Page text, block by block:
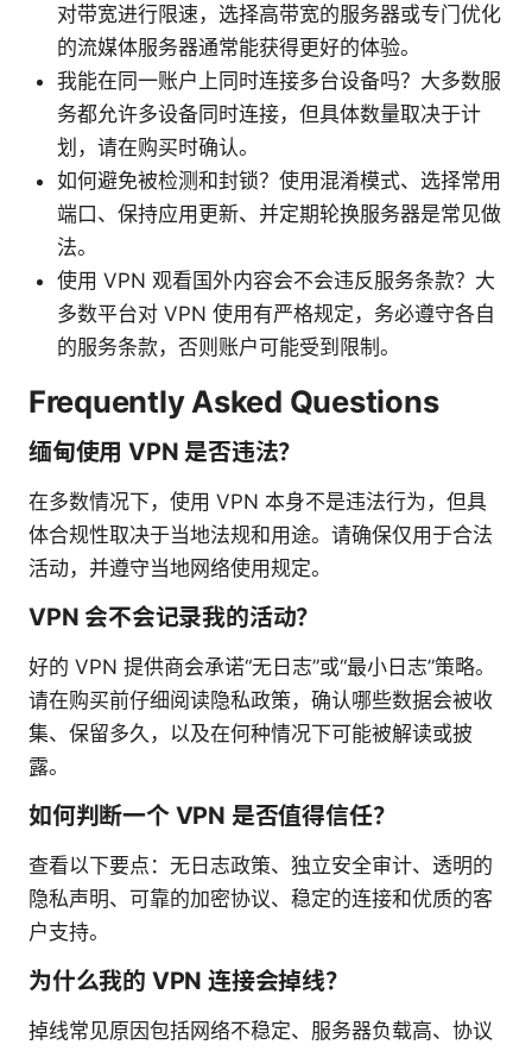
对带宽进行限速，选择高带宽的服务器或专门优化
的流媒体服务器通常能获得更好的体验。
我能在同一账户上同时连接多台设备吗？大多数服
务都允许多设备同时连接，但具体数量取决于计
划，请在购买时确认。
如何避免被检测和封锁？使用混淆模式、选择常用
端口、保持应用更新、并定期轮换服务器是常见做
法。
使用 VPN 观看国外内容会不会违反服务条款？大
多数平台对 VPN 使用有严格规定，务必遵守各自
的服务条款，否则账户可能受到限制。
Frequently Asked Questions
缅甸使用 VPN 是否违法？
在多数情况下，使用 VPN 本身不是违法行为，但具
体合规性取决于当地法规和用途。请确保仅用于合法
活动，并遵守当地网络使用规定。
VPN 会不会记录我的活动？
好的 VPN 提供商会承诺“无日志”或“最小日志”策略。
请在购买前仔细阅读隐私政策，确认哪些数据会被收
集、保留多久，以及在何种情况下可能被解读或披
露。
如何判断一个 VPN 是否值得信任？
查看以下要点：无日志政策、独立安全审计、透明的
隐私声明、可靠的加密协议、稳定的连接和优质的客
户支持。
为什么我的 VPN 连接会掉线？
掉线常见原因包括网络不稳定、服务器负载高、协议